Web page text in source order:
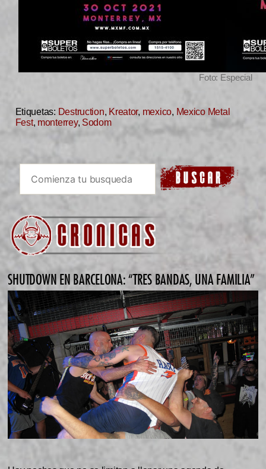
Foto: Especial
Etiquetas: Destruction, Kreator, mexico, Mexico Metal
Fest, monterrey, Sodom
SHUTDOWN EN BARCELONA: “TRES BANDAS, UNA FAMILIA”